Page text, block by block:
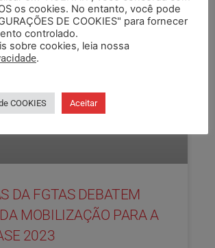
DA FGTAS DEBATEM
MOBILIZAÇÃO PARA A
2023
os cookies. No entanto, você pode
DE COOKIES" para fornecer
controlado.
sobre cookies, leia nossa
.
COOKIES Aceitar